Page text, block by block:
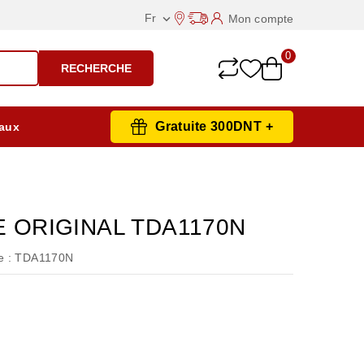
Fr  Mon compte
RECHERCHE
0
Gratuite 300DNT +
ORIGINAL TDA1170N
: TDA1170N